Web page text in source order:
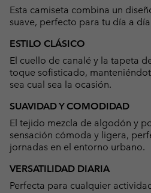
Esta camiseta combina un
suave, perfecto para tu día a
ESTILO CLÁSICO
El cuello de canalé y la tapeta
toque sofisticado,
sea cual sea la ocasión.
SUAVIDAD Y COMODIDAD
El tejido mezcla de algodón y
sensación cómoda y ligera,
jornadas en el entorno urbano.
VERSATILIDAD DIARIA
Perfecta para cualquier